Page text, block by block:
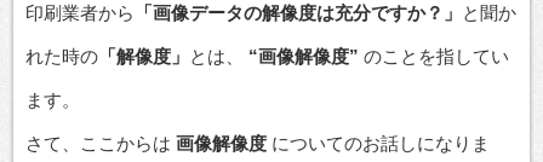
印刷業者から 「画像データの解像度は充分ですか？」 と聞か
れた時の 「解像度」 とは、 “画像解像度” のことを指してい
ます。
さて、ここからは 画像解像度 についてのお話しになりま